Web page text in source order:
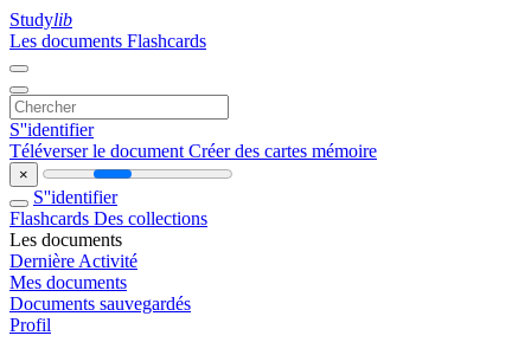
Studylib
Les documents Flashcards
S''identifier
Téléverser le document Créer des cartes mémoire
×
S''identifier
Flashcards Des collections
Les documents
Dernière Activité
Mes documents
Documents sauvegardés
Profil